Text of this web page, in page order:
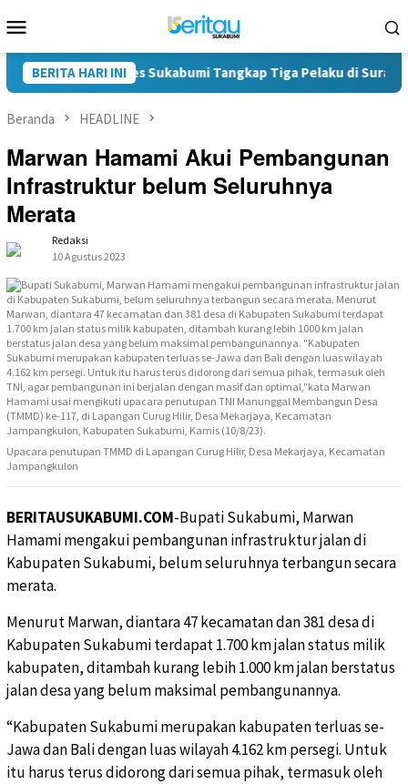
ke
Mobile
BERITA HARI INI
Polres Sukabumi Tangkap Tiga Pelaku di Surade-
Beranda HEADLINE
Marwan Hamami Akui Pembangunan
Infrastruktur belum Seluruhnya
Merata
Redaksi
10 Agustus 2023
Upacara penutupan TMMD di Lapangan Curug Hilir, Desa Mekarjaya, Kecamatan
Jampangkulon
BERITAUSUKABUMI.COM-Bupati Sukabumi, Marwan
Hamami mengakui pembangunan infrastruktur jalan di
Kabupaten Sukabumi, belum seluruhnya terbangun secara
merata.
Menurut Marwan, diantara 47 kecamatan dan 381 desa di
Kabupaten Sukabumi terdapat 1.700 km jalan status milik
kabupaten, ditambah kurang lebih 1.000 km jalan berstatus
jalan desa yang belum maksimal pembangunannya.
“Kabupaten Sukabumi merupakan kabupaten terluas se-
Jawa dan Bali dengan luas wilayah 4.162 km persegi. Untuk
itu harus terus didorong dari semua pihak, termasuk oleh